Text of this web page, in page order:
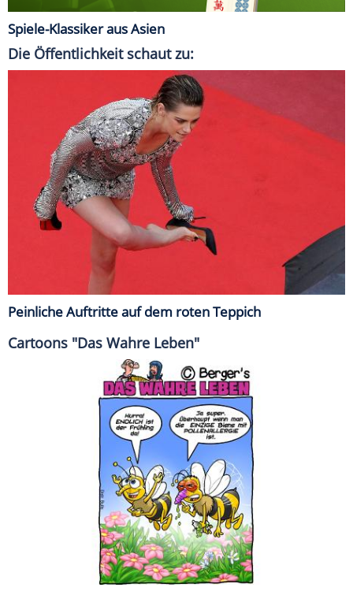
Spiele-Klassiker aus Asien
Die Öffentlichkeit schaut zu:
Peinliche Auftritte auf dem roten Teppich
Cartoons "Das Wahre Leben"